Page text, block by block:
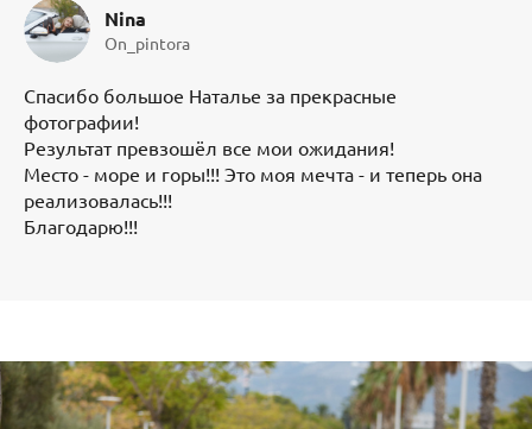
Nina
On_pintora
Спасибо большое Наталье за прекрасные
фотографии!
Результат превзошёл все мои ожидания!
Место - море и горы!!! Это моя мечта - и теперь она
реализовалась!!!
Благодарю!!!